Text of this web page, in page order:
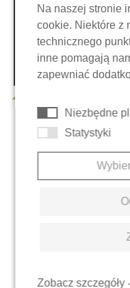
Ogólne warunki
System zgłaszania
© 2026 REGUPOL
Na naszej stronie
cookie. Niektóre z
technicznego
inne pomagają
zapewniać
Niezbędne
Statystyki
Zobacz szczegóły